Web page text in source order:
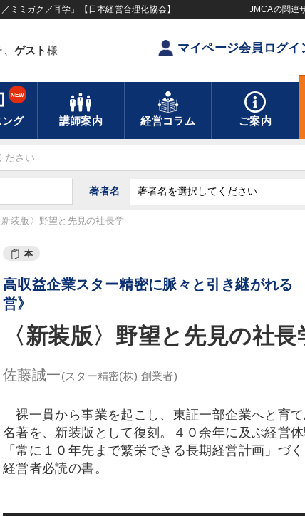
ミミガク／耳学」【日本経営合理化協会】 JMCAの関連
ゲスト 様 マイページ会員ログイ
ング
NEW
講師案内 経営コラム ご案内
著者名
新装版〉野望と先見の社長学
本
高収益企業スター精密に脈々と引き継がれる
営》
〈新装版〉野望と先見の社長
佐藤誠一(スター精密(株) 創業者)
裸一貫から事業を起こし、東証一部企業へと育
名著を、新装版として復刻。４０余年に及ぶ経営
「常に１０年先まで繁栄できる長期経営計画」づ
経営者必読の書。